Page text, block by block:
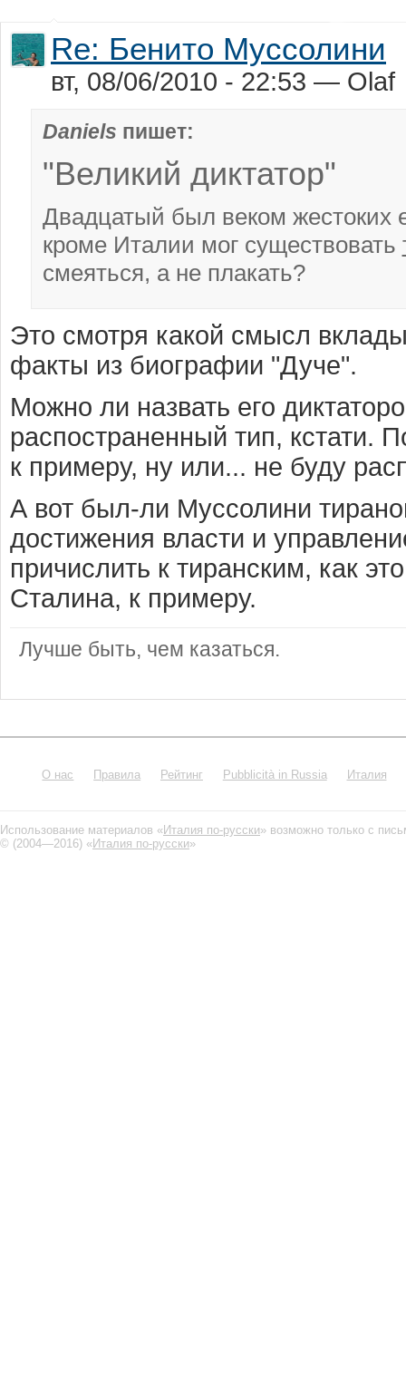
Re: Бенито Муссолини
вт, 08/06/2010 - 22:53 — Olaf
Daniels пишет:
"Великий диктатор"
Двадцатый был веком жестоких
кроме Италии мог существовать
смеяться, а не плакать?
Это смотря какой смысл
факты из биографии "Дуче".
Можно ли назвать его
распостраненный тип, кстати.
к примеру, ну или... не буду
А вот был-ли Муссолини
достижения власти и
причислить к тиранским, как
Сталина, к примеру.
Лучше быть, чем казаться.
О нас Правила Рейтинг Pubblicità in Russia Италия
Использование материалов «Италия по-русски» возможно только с
© (2004—2016) «Италия по-русски»